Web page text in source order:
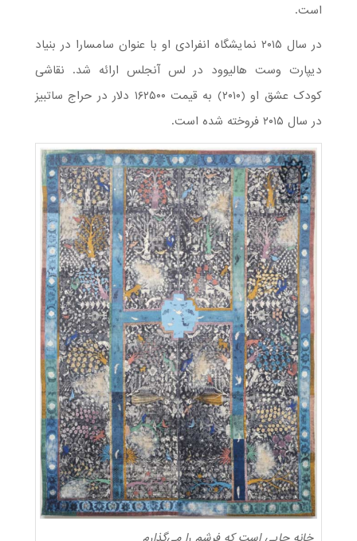
است.
در سال ۲۰۱۵ نمایشگاه انفرادی او با عنوان سامسارا در بنیاد
دیپارت وست هالیوود در لس آنجلس ارائه شد. نقاشی
کودک عشق او (۲۰۱۰) به قیمت ۱۶۲۵۰۰ دلار در حراج ساتبیز
در سال ۲۰۱۵ فروخته شده است.